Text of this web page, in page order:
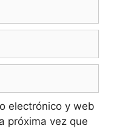
electrónico y web
próxima vez que